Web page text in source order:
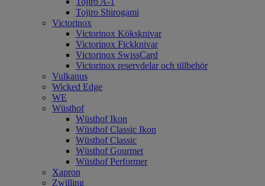
Tojiro Shirogami
Victorinox
Victorinox Köksknivar
Victorinox Fickknivar
Victorinox SwissCard
Victorinox reservdelar och tillbehör
Vulkanus
Wicked Edge
WE
Wüsthof
Wüsthof Ikon
Wüsthof Classic Ikon
Wüsthof Classic
Wüsthof Gourmet
Wüsthof Performer
Xapron
Zwilling